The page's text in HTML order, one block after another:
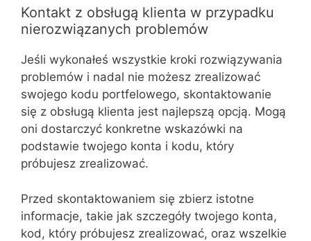
Kontakt z obsługą klienta w przypadku
nierozwiązanych problemów
Jeśli wykonałeś wszystkie kroki rozwiązywania
problemów i nadal nie możesz zrealizować
swojego kodu portfelowego, skontaktowanie
się z obsługą klienta jest najlepszą opcją. Mogą
oni dostarczyć konkretne wskazówki na
podstawie twojego konta i kodu, który
próbujesz zrealizować.
Przed skontaktowaniem się zbierz istotne
informacje, takie jak szczegóły twojego konta,
kod, który próbujesz zrealizować, oraz wszelkie